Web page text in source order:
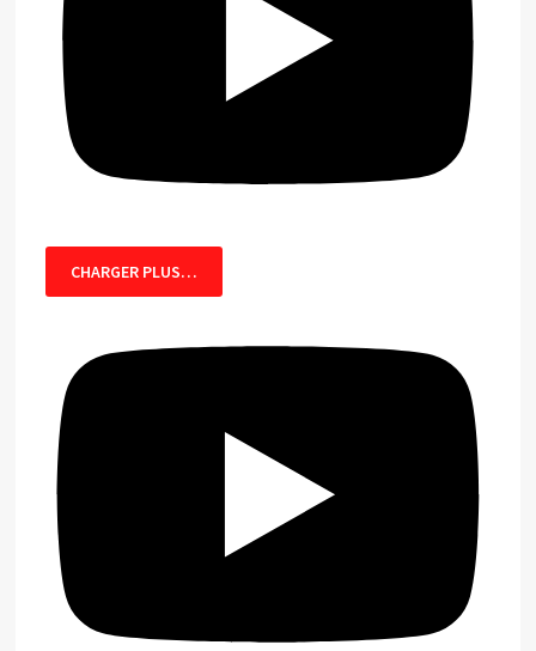
CHARGER PLUS…